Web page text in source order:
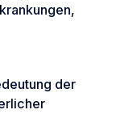
der